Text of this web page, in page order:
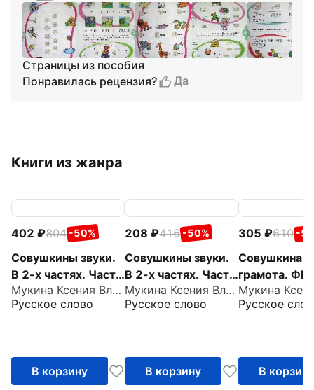
Страницы из пособия
Понравилась рецензия?
Да
Книги из жанра
402 804 -50%
Совушкины звуки.
В 2-х частях. Часть
2. ФГОС ДО
Мукина Ксения Владимировна
Русское слово
В корзину
208 416 -50%
Совушкины звуки.
В 2-х частях. Часть
1. ФГОС ДО
Мукина Ксения Владимировна
Русское слово
В корзину
305 610 -
Совушкина
грамота.
Русское
В корзину